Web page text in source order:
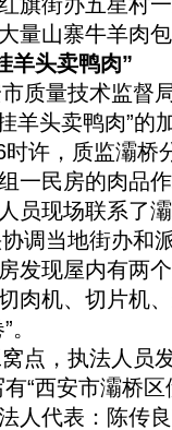
量山寨牛羊肉
羊头卖鸭肉”
质量技术监督
羊头卖鸭肉”的
时许，质监灞桥
一民房的肉品
员现场联系了
调当地街办和
发现屋内有两
肉机、切片机
点，执法人员
有“西安市灞桥
人代表：陈传良